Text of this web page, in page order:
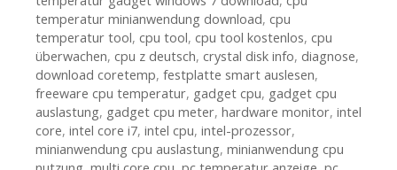
temperatur minianwendung download, cpu
temperatur tool, cpu tool, cpu tool kostenlos, cpu
überwachen, cpu z deutsch, crystal disk info, diagnose,
download coretemp, festplatte smart auslesen,
freeware cpu temperatur, gadget cpu, gadget cpu
auslastung, gadget cpu meter, hardware monitor, intel
core, intel core i7, intel cpu, intel-prozessor,
minianwendung cpu auslastung, minianwendung cpu